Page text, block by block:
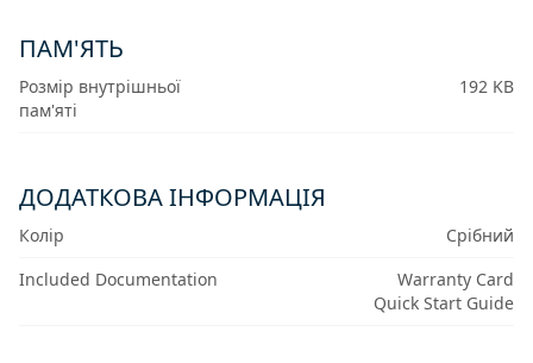
ПАМ'ЯТЬ
Розмір внутрішньої
пам'яті
192 KB
ДОДАТКОВА ІНФОРМАЦІЯ
Колір
Срібний
Included Documentation
Warranty Card
Quick Start Guide